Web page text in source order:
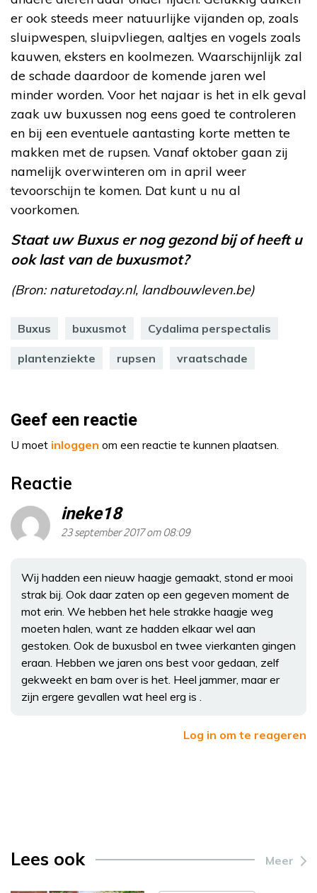
er ook steeds meer natuurlijke vijanden op, zoals
sluipwespen, sluipvliegen, aaltjes en vogels zoals
kauwen, eksters en koolmezen. Waarschijnlijk zal
de schade daardoor de komende jaren wel
minder worden. Voor het najaar is het in elk geval
zaak uw buxussen nog eens goed te controleren
en bij een eventuele aantasting korte metten te
makken met de rupsen. Vanaf oktober gaan zij
namelijk overwinteren om in april weer
tevoorschijn te komen. Dat kunt u nu al
voorkomen.
Staat uw Buxus er nog gezond bij of heeft u
ook last van de buxusmot?
(Bron: naturetoday.nl, landbouwleven.be)
Buxus buxusmot Cydalima perspectalis
plantenziekte rupsen vraatschade
Geef een reactie
U moet inloggen om een reactie te kunnen plaatsen.
Reactie
ineke18
23 september 2017 om 08:09
Wij hadden een nieuw haagje gemaakt, stond er mooi
strak bij. Ook daar zaten op een gegeven moment de
mot erin. We hebben het hele strakke haagje weg
moeten halen, want ze hadden elkaar wel aan
gestoken. Ook de buxusbol en twee vierkanten gingen
eraan. Hebben we jaren ons best voor gedaan, zelf
gekweekt en bam over is het. Heel jammer, maar er
zijn ergere gevallen wat heel erg is .
Log in om te reageren
Lees ook Meer